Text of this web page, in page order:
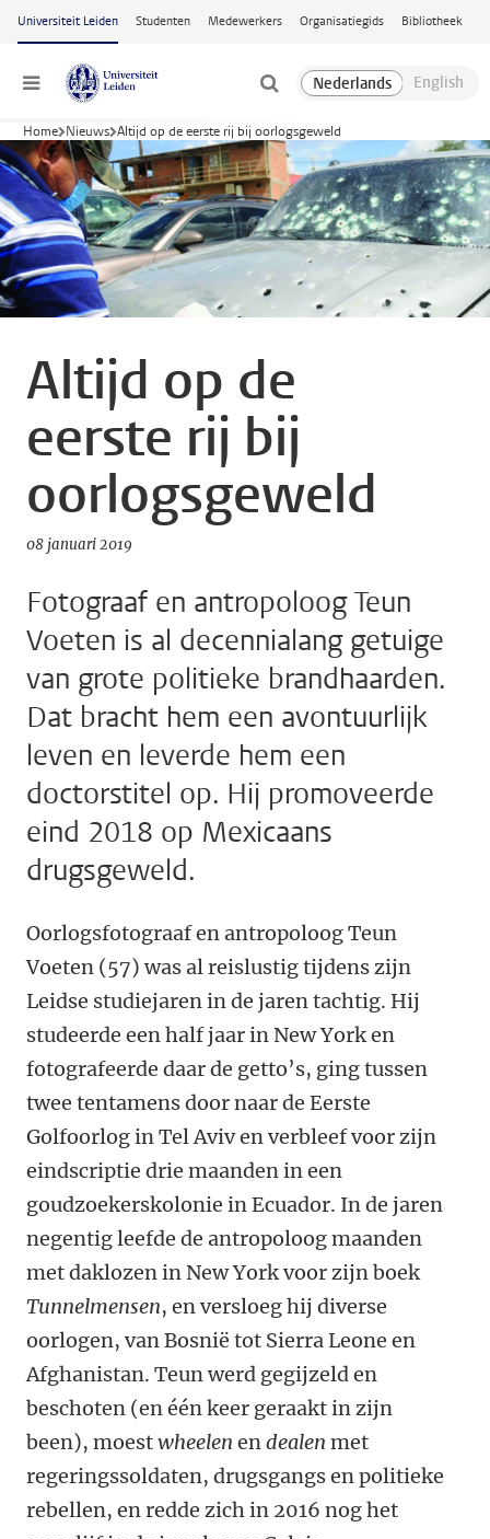
Ga naar hoofdinhoud
Universiteit Leiden Studenten Medewerkers Organisatiegids Bibliotheek
Menu
Home Nieuws Altijd op de eerste rij bij oorlogsgeweld
Altijd op de
eerste rij bij
oorlogsgeweld
08 januari 2019
Fotograaf en antropoloog Teun
Voeten is al decennialang getuige
van grote politieke brandhaarden.
Dat bracht hem een avontuurlijk
leven en leverde hem een
doctorstitel op. Hij promoveerde
eind 2018 op Mexicaans
drugsgeweld.
Oorlogsfotograaf en antropoloog Teun
Voeten (57) was al reislustig tijdens zijn
Leidse studiejaren in de jaren tachtig. Hij
studeerde een half jaar in New York en
fotografeerde daar de getto’s, ging tussen
twee tentamens door naar de Eerste
Golfoorlog in Tel Aviv en verbleef voor zijn
eindscriptie drie maanden in een
goudzoekerskolonie in Ecuador. In de jaren
negentig leefde de antropoloog maanden
met daklozen in New York voor zijn boek
Tunnelmensen, en versloeg hij diverse
oorlogen, van Bosnië tot Sierra Leone en
Afghanistan. Teun werd gegijzeld en
beschoten (en één keer geraakt in zijn
been), moestwheelen en­dealen met
regeringssoldaten, drugsgangs en politieke
rebellen, en redde zich in 2016 nog het